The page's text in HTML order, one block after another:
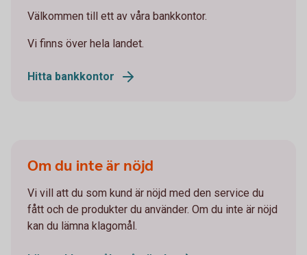
Välkommen till ett av våra bankkontor.
Vi finns över hela landet.
Hitta bankkontor
Om du inte är nöjd
Vi vill att du som kund är nöjd med den service du
fått och de produkter du använder. Om du inte är nöjd
kan du lämna klagomål.